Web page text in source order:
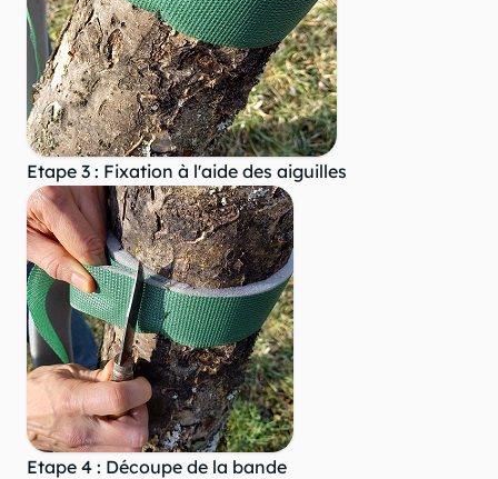
Etape 3 : Fixation à l'aide des aiguilles
Etape 4 : Découpe de la bande